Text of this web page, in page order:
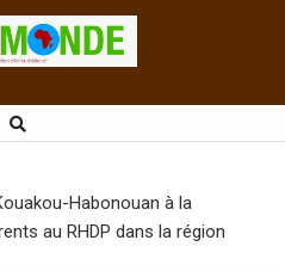
Habonouan à la
au RHDP dans la région